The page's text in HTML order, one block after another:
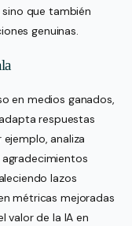
que también
genuinas.
en medios ganados,
respuestas
analiza
lazos
métricas mejoradas
valor de la IA en